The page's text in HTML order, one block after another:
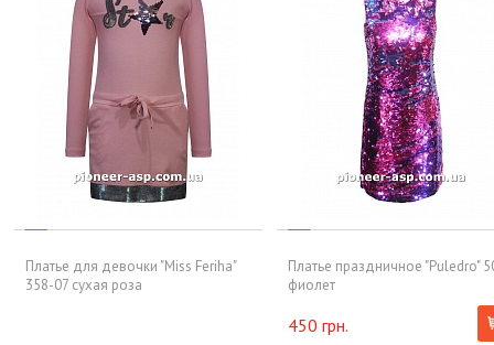
Платье для девочки "Miss Feriha"
358-07 сухая роза
Платье праздничное "Puledro"
фиолет
450 грн.